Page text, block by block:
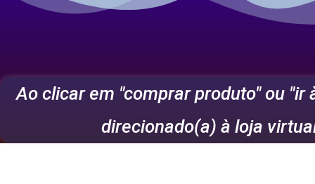
Ao clicar em "comprar produto" ou "ir
direcionado(a) à loja